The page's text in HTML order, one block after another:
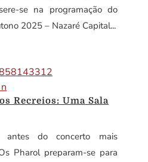
se na programação do
2025 – Nazaré Capital...
Recreios: Uma Sala
do concerto mais
Pharol preparam-se para